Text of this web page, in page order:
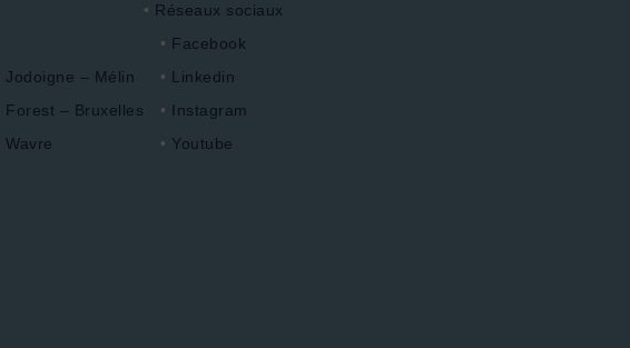
– Mélin
– Bruxelles
Réseaux sociaux
Facebook
Linkedin
Instagram
Youtube